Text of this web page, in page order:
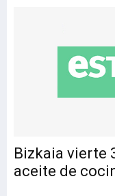
Bizkaia vierte
aceite de